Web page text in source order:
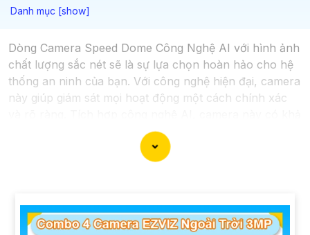
Dòng Camera Speed Dome Công Nghệ AI với hình ảnh
chất lượng sắc nét sẽ là sự lựa chọn hoàn hảo cho hệ
thống an ninh của bạn. Với công nghệ hiện đại, camera
này giúp giám sát mọi hoạt động một cách chính xác
năng nhận diện và phân biệt đối tượng, giúp tăng
cường hiệu quả giám sát và bảo vệ.
Hãy chọn Camera Speed Dome Công Nghệ AI để
cậy.